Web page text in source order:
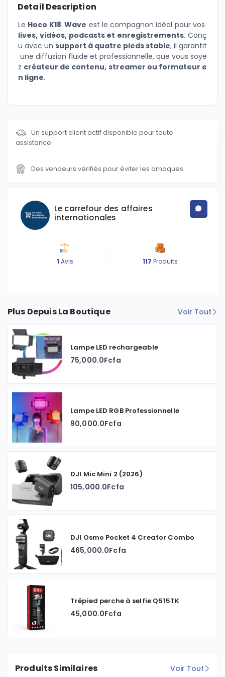
Detail Description
Le Hoco K18 Wave est le compagnon idéal pour vos
lives, vidéos, podcasts et enregistrements. Conç
u avec un support à quatre pieds stable, il garantit
une diffusion fluide et professionnelle, que vous soye
z créateur de contenu, streamer ou formateur e
n ligne.
Un support client actif disponible pour toute
assistance.
Des vendeurs vérifiés pour éviter les arnaques.
Le carrefour des affaires
internationales
1 Avis 117 Produits
Plus Depuis La Boutique Voir Tout
Lampe LED rechargeable
75,000.0Fcfa
Lampe LED RGB Professionnelle
90,000.0Fcfa
DJI Mic Mini 2 (2026)
105,000.0Fcfa
DJI Osmo Pocket 4 Creator Combo
465,000.0Fcfa
Trépied perche à selfie Q515TK
45,000.0Fcfa
Produits Similaires Voir Tout